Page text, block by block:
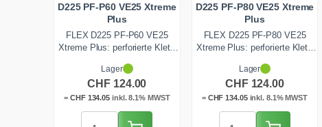
D225 PF-P60 VE25 Xtreme
Plus
FLEX D225 PF-P60 VE25
Xtreme Plus: perforierte Klett-
Durchmesser und grober P60-
Körnung für den FLEX
Langhalsschleifer. Ideal für
und Putzreste. Schweres F-
Lager
CHF 124.00
=CHF134.05 inkl. 8.1% MWST
D225 PF-P80 VE25 Xtreme
Plus
FLEX D225 PF-P80 VE25
Xtreme Plus: perforierte Klett-
mittelgrober P80-Körnung für
den FLEX Langhalsschleifer.
Ideal für den kräftigen
Spachtelgraten. Schweres F-
Lager
CHF124.00
= CHF 134.05inkl. 8.1% MWST